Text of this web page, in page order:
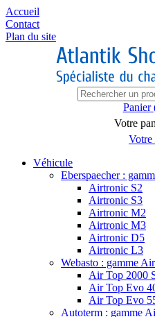
Accueil
Contact
Plan du site
Panier
Votre
Votre
Véhicule
Eberspaecher :
Airtronic S2
Airtronic S3
Airtronic M2
Airtronic M3
Airtronic D5
Airtronic L3
Webasto : gamme
Air Top 2000
Air Top Evo
Air Top Evo
Autoterm : gamme